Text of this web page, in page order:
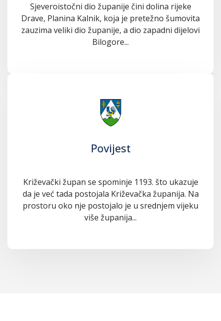
Sjeveroistočni dio županije čini dolina rijeke
Drave, Planina Kalnik, koja je pretežno šumovita
zauzima veliki dio županije, a dio zapadni dijelovi
Bilogore...
Povijest
Križevački župan se spominje 1193. što ukazuje
da je već tada postojala Križevačka županija. Na
prostoru oko nje postojalo je u srednjem vijeku
više županija...